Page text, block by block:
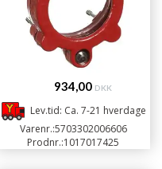
934,00 DKK
Lev.tid: Ca. 7-21 hverdage
Varenr.:5703302006606
Prodnr.:1017017425